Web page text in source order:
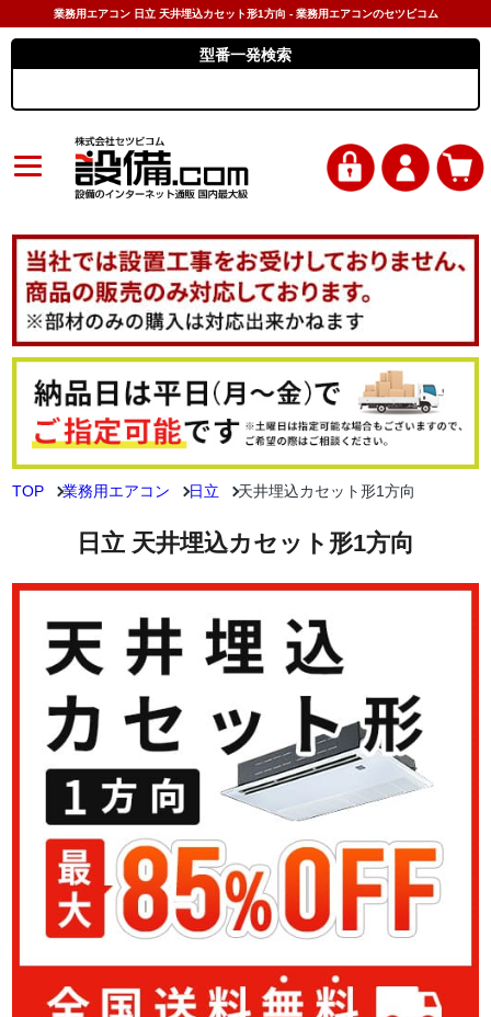
業務用エアコン 日立 天井埋込カセット形1方向 - 業務用エアコンのセツビコム
型番一発検索
TOP 業務用エアコン 日立 天井埋込カセット形1方向
日立 天井埋込カセット形1方向